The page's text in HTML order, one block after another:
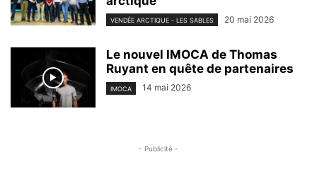
VENDÉE ARCTIQUE - LES SABLES 20 mai 2026
Le nouvel IMOCA de Thomas
Ruyant en quête de partenaires
IMOCA 14 mai 2026
- Publicité -